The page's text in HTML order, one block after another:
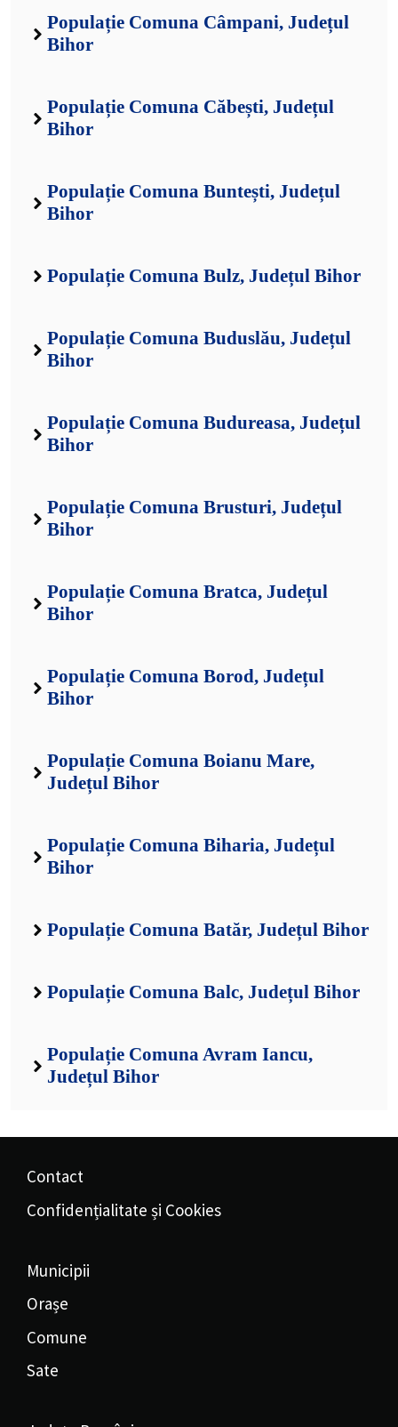
Populație Comuna Câmpani, Județul
Bihor
Populație Comuna Căbești, Județul
Bihor
Populație Comuna Buntești, Județul
Bihor
Populație Comuna Bulz, Județul Bihor
Populație Comuna Buduslău, Județul
Bihor
Populație Comuna Budureasa, Județul
Bihor
Populație Comuna Brusturi, Județul
Bihor
Populație Comuna Bratca, Județul
Bihor
Populație Comuna Borod, Județul
Bihor
Populație Comuna Boianu Mare,
Județul Bihor
Populație Comuna Biharia, Județul
Bihor
Populație Comuna Batăr, Județul Bihor
Populație Comuna Balc, Județul Bihor
Populație Comuna Avram Iancu,
Județul Bihor
Contact
Confidențialitate și Cookies
Municipii
Orașe
Comune
Sate